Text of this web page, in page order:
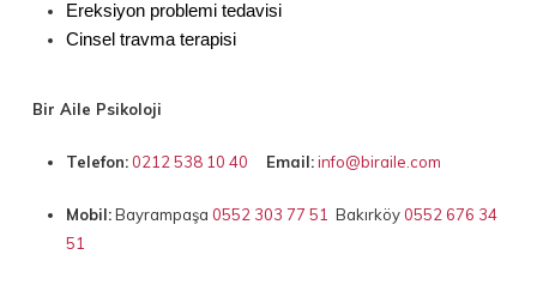
Ereksiyon problemi tedavisi
Cinsel travma terapisi
Bir Aile Psikoloji
Telefon:0212 538 10 40 Email:info@biraile.com
Mobil:Bayrampaşa 0552 303 77 51 Bakırköy0552 676 34
51